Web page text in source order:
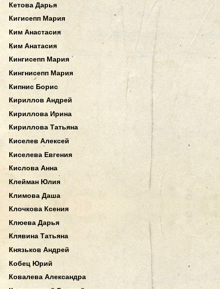
Кетова Дарья
Кигисепп Мария
Ким Анастасия
Ким Анатасия
Кингисепп Мария
Кингнисепп Мария
Кипнис Борис
Кириллов Андрей
Кириллова Ирина
Кириллова Татьяна
Киселев Алексей
Киселева Евгения
Кислова Анна
Клейман Юлия
Климова Даша
Клочкова Ксения
Клюева Дарья
Клявина Татьяна
Князьков Андрей
Кобец Юрий
Ковалева Александра